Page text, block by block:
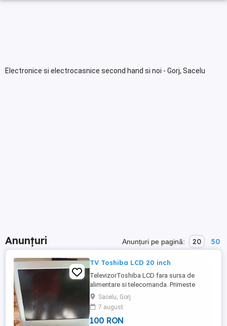
Electronice si electrocasnice second hand si noi - Gorj, Sacelu
Anunțuri Anunțuri pe pagină: 20 50
TV Toshiba LCD 20 inch
TelevizorToshiba LCD fara sursa de
alimentare si telecomanda. Primeste
tensiune si se aprinde ledul de stand-
by,se vinde ca atare.Prefer predare
personala
Sacelu, Gorj
7 august
100 RON